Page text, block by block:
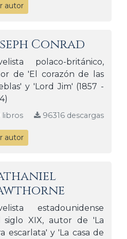
autor
Conrad
polaco-británico,
de 'El corazón de las
y 'Lord Jim' (1857 -
96316 descargas
autor
estadounidense
siglo XIX, autor de 'La
escarlata' y 'La casa de